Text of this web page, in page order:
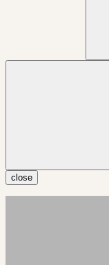
close